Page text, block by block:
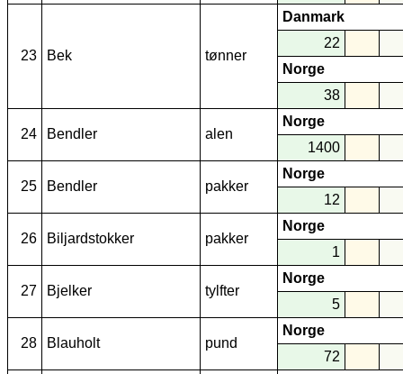
23 Bek tønner
Danmark
22
Norge
38
24 Bendler alen
Norge
1400
25 Bendler pakker
Norge
12
26 Biljardstokker pakker
Norge
1
27 Bjelker tylfter
Norge
5
28 Blauholt pund
Norge
72